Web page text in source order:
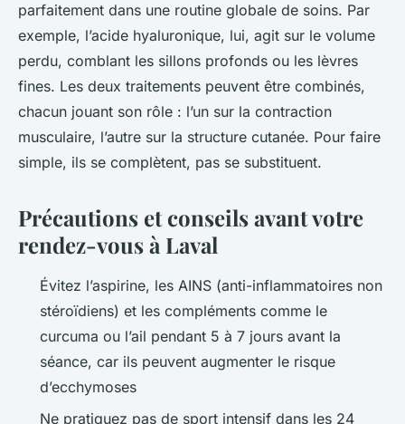
parfaitement dans une routine globale de soins. Par
exemple, l’acide hyaluronique, lui, agit sur le volume
perdu, comblant les sillons profonds ou les lèvres
fines. Les deux traitements peuvent être combinés,
chacun jouant son rôle : l’un sur la contraction
musculaire, l’autre sur la structure cutanée. Pour faire
simple, ils se complètent, pas se substituent.
Précautions et conseils avant votre
rendez-vous à Laval
Évitez l’aspirine, les AINS (anti-inflammatoires non
stéroïdiens) et les compléments comme le
curcuma ou l’ail pendant 5 à 7 jours avant la
séance, car ils peuvent augmenter le risque
d’ecchymoses
Ne pratiquez pas de sport intensif dans les 24